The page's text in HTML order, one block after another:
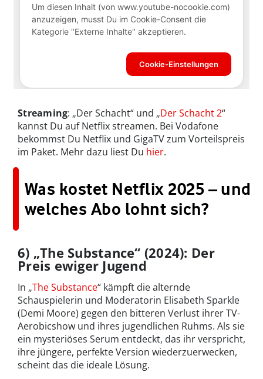
Streaming: „Der Schacht“ und „Der Schacht 2“
kannst Du auf Netflix streamen. Bei Vodafone
bekommst Du Netflix und GigaTV zum Vorteilspreis
im Paket. Mehr dazu liest Du hier.
Was kostet Netflix 2025 – und
welches Abo lohnt sich?
6) „The Substance“ (2024): Der
Preis ewiger Jugend
In „The Substance“ kämpft die alternde
Schauspielerin und Moderatorin Elisabeth Sparkle
(Demi Moore) gegen den bitteren Verlust ihrer TV-
Aerobicshow und ihres jugendlichen Ruhms. Als sie
ein mysteriöses Serum entdeckt, das ihr verspricht,
ihre jüngere, perfekte Version wiederzuerwecken,
scheint das die ideale Lösung.